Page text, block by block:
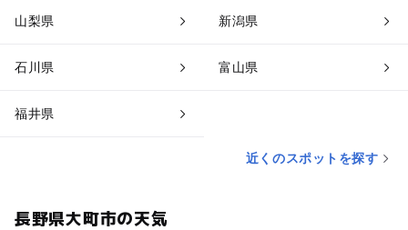
山梨県 新潟県
石川県 富山県
福井県
近くのスポットを探す
長野県大町市の天気